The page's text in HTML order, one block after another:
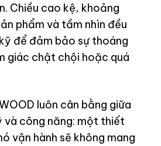
Chiều cao kệ, khoảng
phẩm và tầm nhìn đều
để đảm bảo sự thoáng
giác chật chội hoặc quá
luôn cân bằng giữa
và công năng: một thiết
vận hành sẽ không mang